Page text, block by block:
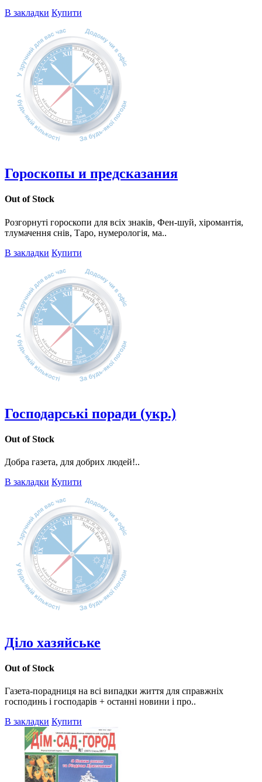
В закладки Купити
Гороскопы и предсказания
Out of Stock
Розгорнуті гороскопи для всіх знаків, Фен-шуй, хіромантія,
тлумачення снів, Таро, нумерологія, ма..
В закладки Купити
Господарські поради (укр.)
Out of Stock
Добра газета, для добрих людей!..
В закладки Купити
Діло хазяйське
Out of Stock
Газета-порадниця на всі випадки життя для справжніх
господинь і господарів + останні новини і про..
В закладки Купити